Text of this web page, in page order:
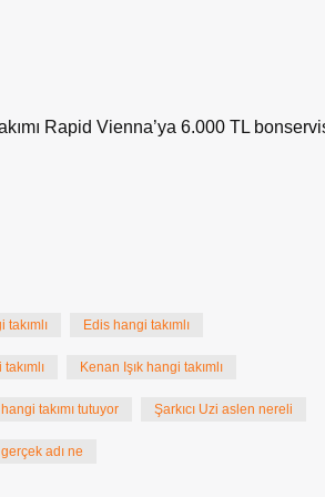
Rapid Vienna’ya 6.000 TL
takımlı Edis hangi takımlı
Kenan Işık hangi takımlı
takımı tutuyor Şarkıcı Uzi aslen nereli
adı ne